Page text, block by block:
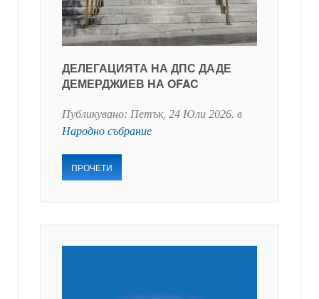
ДЕЛЕГАЦИЯТА НА ДПС ДАДЕ
ДЕМЕРДЖИЕВ НА OFAC
Публикувано: Петък, 24 Юли 2026. в
Народно събрание
ПРОЧЕТИ